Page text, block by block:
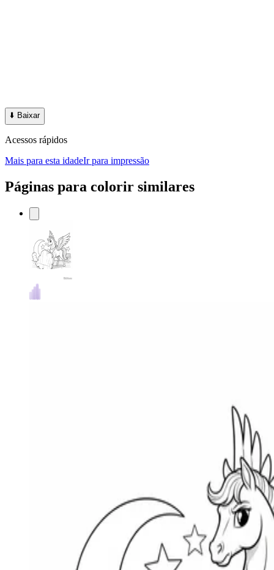
⬇️ Baixar
Acessos rápidos
Mais para esta idadeIr para impressão
Páginas para colorir similares